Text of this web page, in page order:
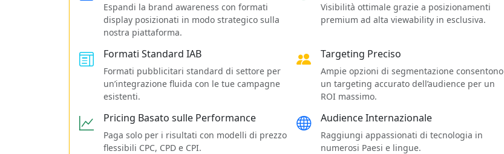
Espandi la brand awareness con formati
display posizionati in modo strategico sulla
nostra piattaforma.
Visibilità ottimale grazie a posizionamenti
premium ad alta viewability in esclusiva.
Formati Standard IAB
Formati pubblicitari standard di settore per
un’integrazione fluida con le tue campagne
esistenti.
Targeting Preciso
Ampie opzioni di segmentazione consentono
un targeting accurato dell’audience per un
ROI massimo.
Pricing Basato sulle Performance
Paga solo per i risultati con modelli di prezzo
flessibili CPC, CPD e CPI.
Audience Internazionale
Raggiungi appassionati di tecnologia in
numerosi Paesi e lingue.